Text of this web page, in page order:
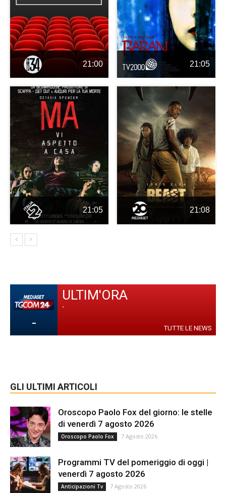
21:00 21:05
21:05 21:08
-
ULTIM'ORA
-
TUTTE LE NEWS
GLI ULTIMI ARTICOLI
Oroscopo Paolo Fox del giorno: le stelle
di venerdì 7 agosto 2026
Oroscopo Paolo Fox 7 Agosto 2026
Programmi TV del pomeriggio di oggi |
venerdì 7 agosto 2026
Anticipazioni Tv 7 Agosto 2026